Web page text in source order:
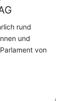
rund
und
von